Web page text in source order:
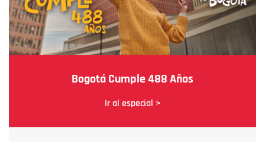
Bogotá Cumple 488 Años
Ir al especial >